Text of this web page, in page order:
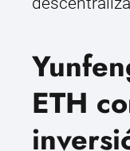
ETH